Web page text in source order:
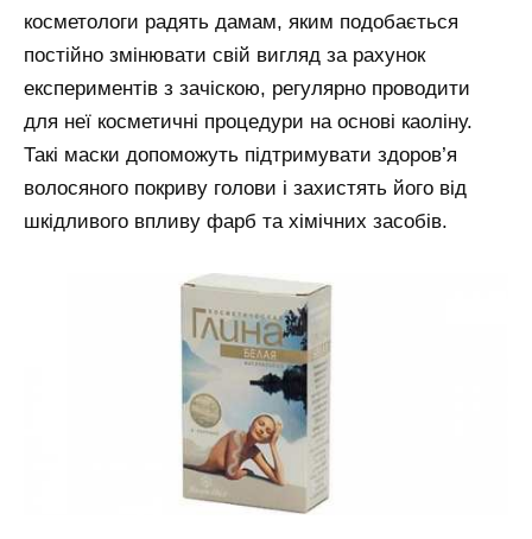
косметологи радять дамам, яким подобається
постійно змінювати свій вигляд за рахунок
експериментів з зачіскою, регулярно проводити
для неї косметичні процедури на основі каоліну.
Такі маски допоможуть підтримувати здоров’я
волосяного покриву голови і захистять його від
шкідливого впливу фарб та хімічних засобів.